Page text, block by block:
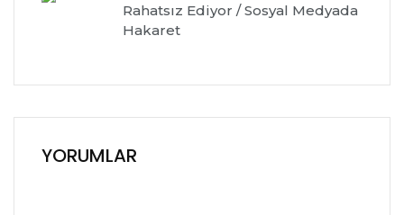
Rahatsız Ediyor / Sosyal Medyada
Hakaret
YORUMLAR